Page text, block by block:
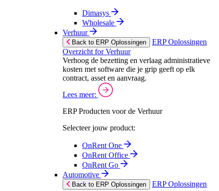
Dimasys
Wholesale
Verhuur
Back to ERP Oplossingen
ERP Oplossingen
Overzicht for Verhuur
Verhoog de bezetting en verlaag administratieve
kosten met software die je grip geeft op elk
contract, asset en aanvraag.
Lees meer:
ERP Producten voor de Verhuur
Selecteer jouw product:
OnRent One
OnRent Office
OnRent Go
Automotive
Back to ERP Oplossingen
ERP Oplossingen